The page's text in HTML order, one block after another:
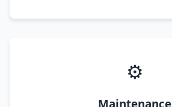
⚙️
Maintenance